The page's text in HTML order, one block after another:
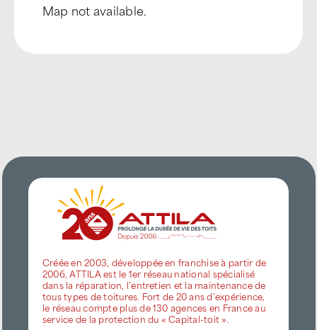
Map not available.
Créée en 2003, développée en franchise à partir de
2006, ATTILA est le 1er réseau national spécialisé
dans la réparation, l’entretien et la maintenance de
tous types de toitures. Fort de 20 ans d’expérience,
le réseau compte plus de 130 agences en France au
service de la protection du « Capital-toit ».